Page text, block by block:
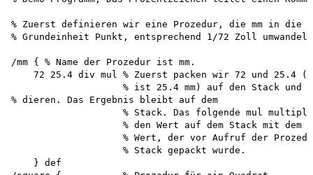
% Zuerst definieren wir eine Prozedur, die mm in die
% Grundeinheit Punkt, entsprechend 1/72 Zoll
/mm { % Name der Prozedur ist mm.
72 25.4 div mul % Zuerst packen wir 72 und 25.4
% ist 25.4 mm) auf den Stack und
% dieren. Das Ergebnis bleibt auf dem
% Stack. Das folgende mul
% den Wert auf dem Stack mit dem
% Wert, der vor Aufruf der
                    % Stack gepackt wurde.
    } def